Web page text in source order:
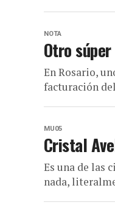
NOTA
Otro
En Rosario,
facturación
MU05
Cristal
Es una de las
nada,